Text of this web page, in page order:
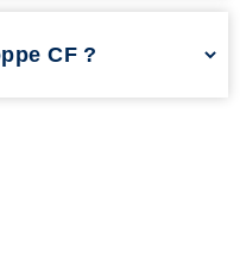
spécifique.
CF ?